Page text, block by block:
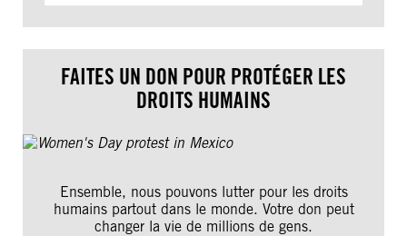
FAITES UN DON POUR PROTÉGER LES
DROITS HUMAINS
Ensemble, nous pouvons lutter pour les droits
humains partout dans le monde. Votre don peut
changer la vie de millions de gens.